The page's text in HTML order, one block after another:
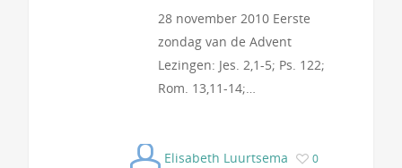
28 november 2010 Eerste
zondag van de Advent
Lezingen: Jes. 2,1-5; Ps. 122;
Rom. 13,11-14;…
Elisabeth Luurtsema 0